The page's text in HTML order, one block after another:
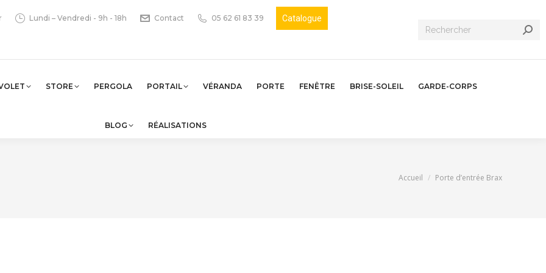
Lundi – Vendredi - 9h - 18h Contact 05 62 61 83 39 Catalogue
Recherche
STORE PERGOLA PORTAIL VÉRANDA PORTE FENÊTRE BRISE-SOLEIL GARDE-CORPS
BLOG RÉALISATIONS
Vous êtes ici :
Accueil Porte d’entrée Brax